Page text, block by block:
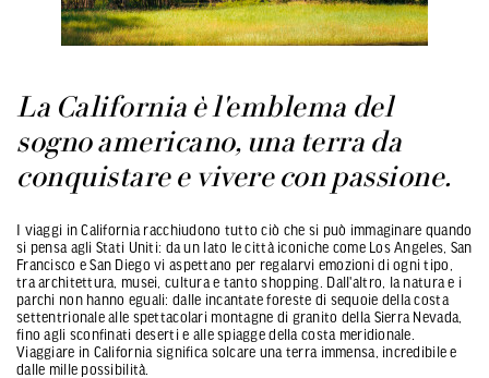
La California è l'emblema del
sogno americano, una terra da
conquistare e vivere con passione.
I viaggi in California racchiudono tutto ciò che si può immaginare quando
si pensa agli Stati Uniti: da un lato le città iconiche come Los Angeles, San
Francisco e San Diego vi aspettano per regalarvi emozioni di ogni tipo,
tra architettura, musei, cultura e tanto shopping. Dall'altro, la natura e i
parchi non hanno eguali: dalle incantate foreste di sequoie della costa
settentrionale alle spettacolari montagne di granito della Sierra Nevada,
fino agli sconfinati deserti e alle spiagge della costa meridionale.
Viaggiare in California significa solcare una terra immensa, incredibile e
dalle mille possibilità.